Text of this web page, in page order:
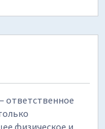
ответственное
физическое и